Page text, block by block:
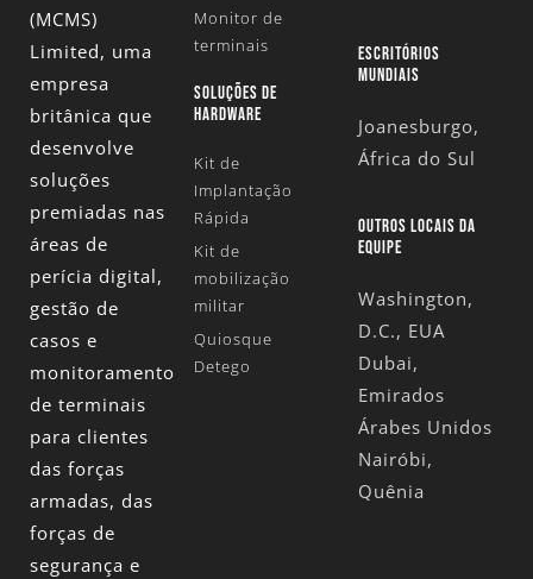
(MCMS)
Limited, uma
empresa
britânica que
desenvolve
soluções
premiadas nas
áreas de
perícia digital,
gestão de
casos e
monitoramento
de terminais
para clientes
das forças
armadas, das
forças de
segurança e
Monitor de
terminais
SOLUÇÕES DE
HARDWARE
Kit de
Implantação
Rápida
Kit de
mobilização
militar
Quiosque
Detego
ESCRITÓRIOS
MUNDIAIS
Joanesburgo,
África do Sul
OUTROS LOCAIS DA
EQUIPE
Washington,
D.C., EUA
Dubai,
Emirados
Árabes Unidos
Nairóbi,
Quênia